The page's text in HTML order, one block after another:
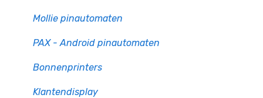
Mollie pinautomaten
PAX - Android pinautomaten
Bonnenprinters
Klantendisplay